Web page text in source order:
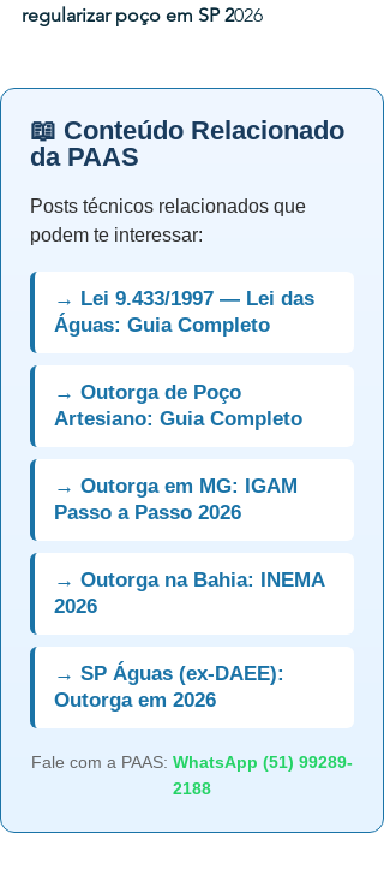
regularizar poço em SP 2026
📖 Conteúdo Relacionado
da PAAS
Posts técnicos relacionados que
podem te interessar:
→ Lei 9.433/1997 — Lei das
Águas: Guia Completo
→ Outorga de Poço
Artesiano: Guia Completo
→ Outorga em MG: IGAM
Passo a Passo 2026
→ Outorga na Bahia: INEMA
2026
→ SP Águas (ex-DAEE):
Outorga em 2026
Fale com a PAAS: WhatsApp (51) 99289-
2188